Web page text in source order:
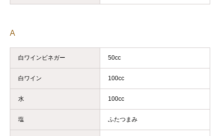
A
白ワインビネガー 50cc
白ワイン 100cc
水 100cc
塩 ふたつまみ